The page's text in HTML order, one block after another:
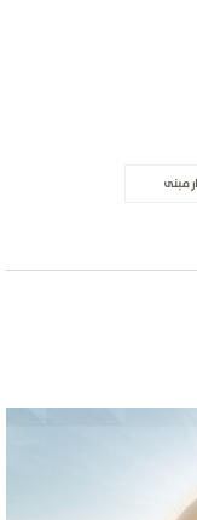
مبنى